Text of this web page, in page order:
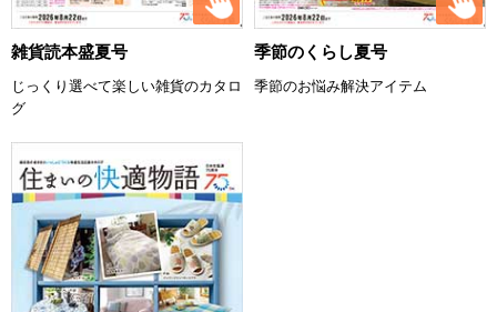
雑貨読本盛夏号
じっくり選べて楽しい雑貨のカタロ
グ
季節のくらし夏号
季節のお悩み解決アイテム